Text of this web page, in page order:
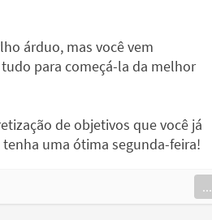
árduo, mas você vem
para começá-la da melhor
de objetivos que você já
uma ótima segunda-feira!
...